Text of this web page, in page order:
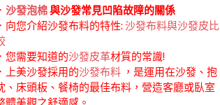
． 沙發泡棉與沙發常見凹陷故障的關係
．向您介紹沙發布料的特性: 沙發布料與沙發皮比
．您需要知道的沙發皮革材質的常識!
．上美沙發採用的沙發布料 ，是運用在沙發、抱
、床頭板、餐椅的最佳布料，營造客廳或臥室